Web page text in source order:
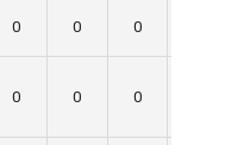
0 0 0
0 0 0